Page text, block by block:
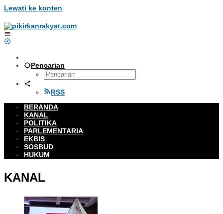
Lewati ke konten
Pencarian
RSS
BERANDA
KANAL
POLITIKA
PARLEMENTARIA
EKBIS
SOSBUD
HUKUM
KANAL